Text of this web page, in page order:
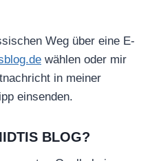
Weg über eine E-
wählen oder mir
in meiner
einsenden.
BLOG?